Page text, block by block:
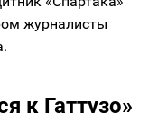
журналисты
к Гаттузо»